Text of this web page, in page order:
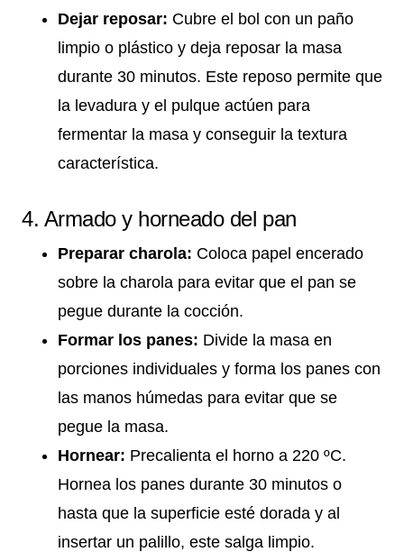
Dejar reposar: Cubre el bol con un paño
limpio o plástico y deja reposar la masa
durante 30 minutos. Este reposo permite que
la levadura y el pulque actúen para
fermentar la masa y conseguir la textura
característica.
4. Armado y horneado del pan
Preparar charola: Coloca papel encerado
sobre la charola para evitar que el pan se
pegue durante la cocción.
Formar los panes: Divide la masa en
porciones individuales y forma los panes con
las manos húmedas para evitar que se
pegue la masa.
Hornear: Precalienta el horno a 220 ºC.
Hornea los panes durante 30 minutos o
hasta que la superficie esté dorada y al
insertar un palillo, este salga limpio.